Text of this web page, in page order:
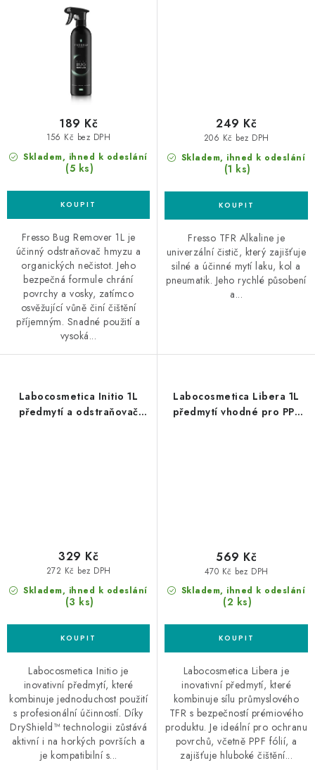
Skladem, ihned k odeslání
(5 ks)
156 Kč bez DPH
189 Kč
Fresso Bug Remover 1L je
účinný odstraňovač hmyzu a
organických nečistot. Jeho
bezpečná formule chrání
povrchy a vosky, zatímco
osvěžující vůně činí čištění
příjemným. Snadné použití a
vysoká...
Skladem, ihned k odeslání
(1 ks)
206 Kč bez DPH
249 Kč
Fresso TFR Alkaline je
univerzální čistič, který zajišťuje
silné a účinné mytí laku, kol a
pneumatik. Jeho rychlé působení
a...
Labocosmetica Initio 1L
předmytí a odstraňovač
Skladem, ihned k odeslání
(3 ks)
272 Kč bez DPH
329 Kč
Labocosmetica Initio je
inovativní předmytí, které
kombinuje jednoduchost použití
s profesionální účinností. Díky
DryShield™ technologii zůstává
aktivní i na horkých površích a
je kompatibilní s...
Labocosmetica Libera 1L
předmytí vhodné pro PPF
Skladem, ihned k odeslání
(2 ks)
470 Kč bez DPH
569 Kč
Labocosmetica Libera je
inovativní předmytí, které
kombinuje sílu průmyslového
TFR s bezpečností prémiového
produktu. Je ideální pro ochranu
povrchů, včetně PPF fólií, a
zajišťuje hluboké čištění...